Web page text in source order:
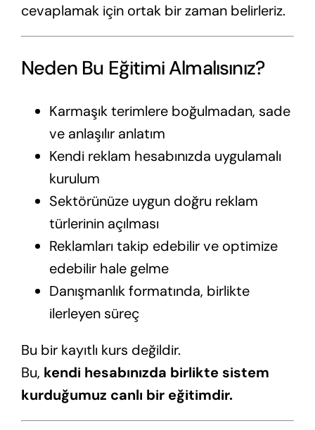
cevaplamak için ortak bir zaman belirleriz.
Neden Bu Eğitimi Almalısınız?
Karmaşık terimlere boğulmadan, sade
ve anlaşılır anlatım
Kendi reklam hesabınızda uygulamalı
kurulum
Sektörünüze uygun doğru reklam
türlerinin açılması
Reklamları takip edebilir ve optimize
edebilir hale gelme
Danışmanlık formatında, birlikte
ilerleyen süreç
Bu bir kayıtlı kurs değildir.
Bu, kendi hesabınızda birlikte sistem
kurduğumuz canlı bir eğitimdir.